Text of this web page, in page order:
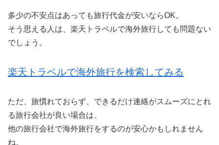
多少の不安点はあっても旅行代金が安いならOK。
そう思える人は、楽天トラベルで海外旅行しても問題ない
でしょう。
楽天トラベルで海外旅行を検索してみる
ただ、旅慣れておらず、できるだけ連絡がスムーズにとれ
る旅行会社が良い場合は、
他の旅行会社で海外旅行をするのが安心かもしれません
ね。